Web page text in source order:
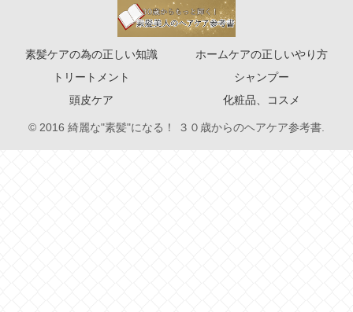
素髪ケアの為の正しい知識
ホームケアの正しいやり方
トリートメント
シャンプー
頭皮ケア
化粧品、コスメ
© 2016 綺麗な"素髪"になる！ ３０歳からのヘアケア参考書.